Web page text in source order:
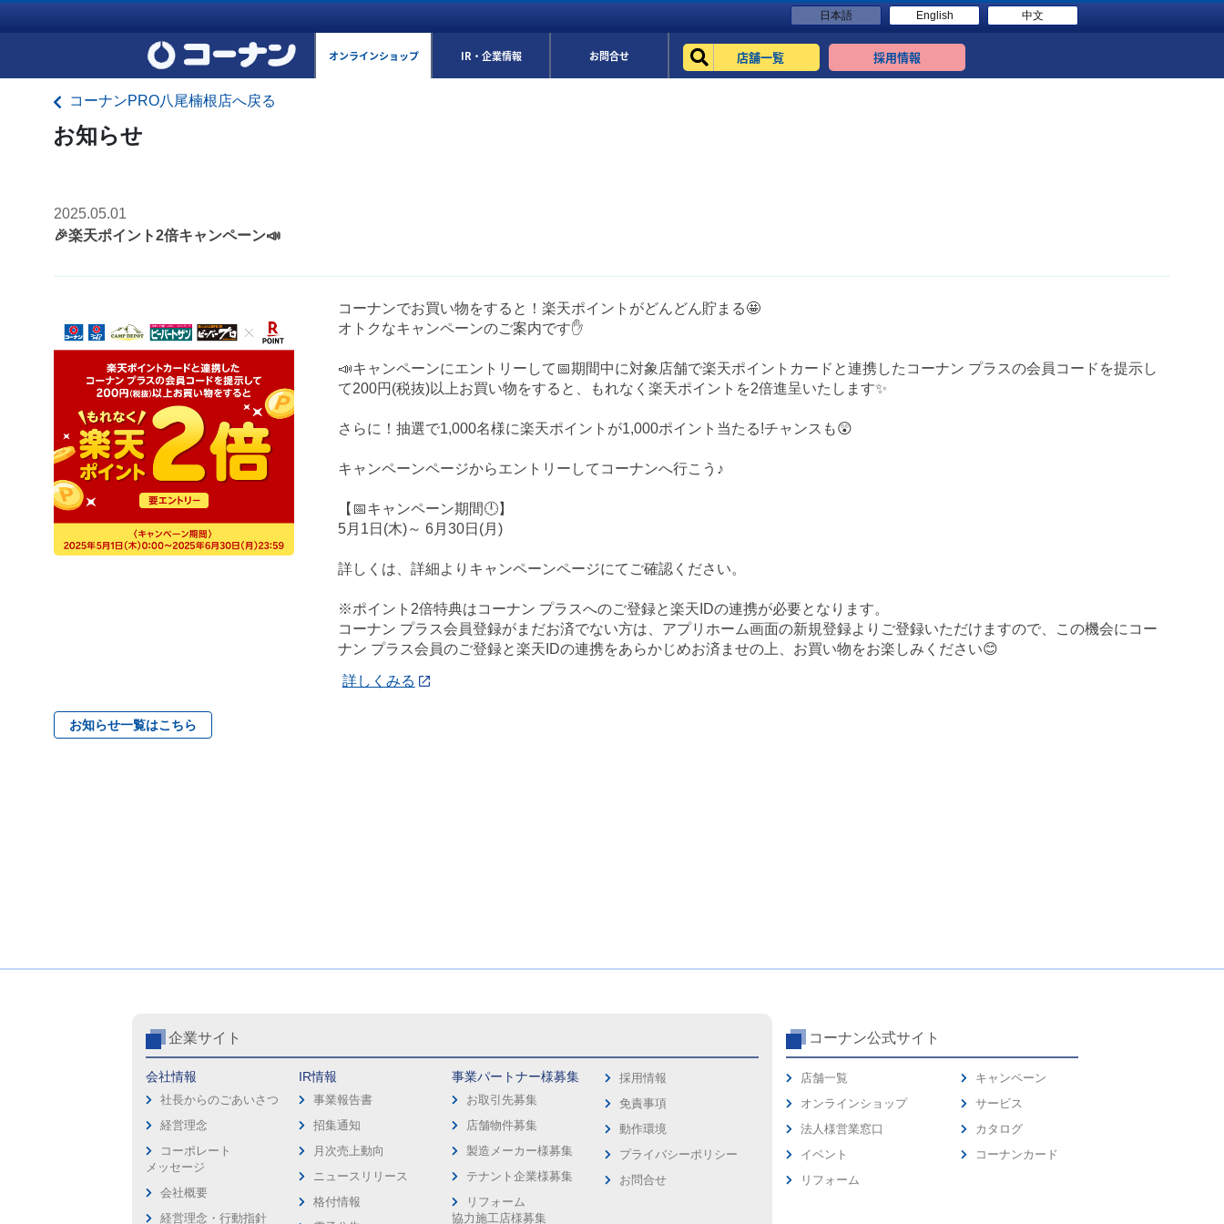
日本語 English 中文
オンラインショップ IR・企業情報 お問合せ 店舗一覧 採用情報
コーナンPRO八尾楠根店へ戻る
お知らせ
2025.05.01
🎉楽天ポイント2倍キャンペーン📣
コーナンでお買い物をすると！楽天ポイントがどんどん貯まる🤩
オトクなキャンペーンのご案内です✋
📣キャンペーンにエントリーして📅期間中に対象店舗で楽天ポイントカードと連携したコーナン プラスの会員コードを提示し
て200円(税抜)以上お買い物をすると、もれなく楽天ポイントを2倍進呈いたします✨
さらに！抽選で1,000名様に楽天ポイントが1,000ポイント当たる!チャンスも😲
キャンペーンページからエントリーしてコーナンへ行こう♪
【📅キャンペーン期間🕛】
5月1日(木)～ 6月30日(月)
詳しくは、詳細よりキャンペーンページにてご確認ください。
※ポイント2倍特典はコーナン プラスへのご登録と楽天IDの連携が必要となります。
コーナン プラス会員登録がまだお済でない方は、アプリホーム画面の新規登録よりご登録いただけますので、この機会にコー
ナン プラス会員のご登録と楽天IDの連携をあらかじめお済ませの上、お買い物をお楽しみください😊
詳しくみる
お知らせ一覧はこちら
企業サイト
会社情報
社長からのごあいさつ
経営理念
コーポレート
メッセージ
会社概要
経営理念・行動指針
IR情報
事業報告書
招集通知
月次売上動向
ニュースリリース
格付情報
事業パートナー様募集
お取引先募集
店舗物件募集
製造メーカー様募集
テナント企業様募集
リフォーム
協力施工店様募集
採用情報
免責事項
動作環境
プライバシーポリシー
お問合せ
コーナン公式サイト
店舗一覧
オンラインショップ
法人様営業窓口
イベント
リフォーム
キャンペーン
サービス
カタログ
コーナンカード